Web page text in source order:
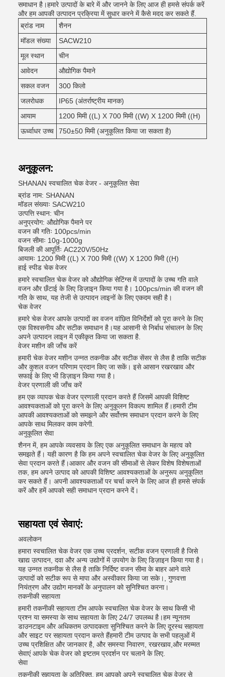
समाधान है।हमारे उत्पादों के बारे में और जानने के लिए आज ही हमसे संपर्क करें
और हम आपकी उत्पादन प्रक्रिया में सुधार करने में कैसे मदद कर सकते हैं.
ब्रांड नाम
शैनन
मॉडल संख्या
SACW210
मूल स्थान
चीन
आवेदन
औद्योगिक पैमाने
सकल वजन
300 किलो
जलरोधक
IP65 (अंतर्राष्ट्रीय मानक)
आयाम
1200 मिमी ((L) X 700 मिमी ((W) X 1200 मिमी ((H)
ऊर्ध्वाधर उच्च
750±50 मिमी (अनुकूलित किया जा सकता है)
अनुकूलन:
SHANAN स्वचालित चेक वेजर - अनुकूलित सेवा
ब्रांड नाम: SHANAN
मॉडल संख्याः SACW210
उत्पत्ति स्थान: चीन
अनुप्रयोग: औद्योगिक पैमाने पर
वजन की गतिः 100pcs/min
वजन सीमाः 10g-1000g
बिजली की आपूर्तिः AC220V/50Hz
आयामः 1200 मिमी ((L) X 700 मिमी ((W) X 1200 मिमी ((H)
हाई स्पीड चेक वेजर
हमारे स्वचालित चेक वेजर को औद्योगिक सेटिंग्स में उत्पादों के उच्च गति वाले
वजन और छँटाई के लिए डिज़ाइन किया गया है। 100pcs/min की वजन की
गति के साथ, यह तेजी से उत्पादन लाइनों के लिए एकदम सही है।
चेक वेजर
हमारे चेक वेजर आपके उत्पादों का वजन वांछित विनिर्देशों को पूरा करने के लिए
एक विश्वसनीय और सटीक समाधान है।यह आसानी से निर्बाध संचालन के लिए
अपने उत्पादन लाइन में एकीकृत किया जा सकता है.
वेजर मशीन की जाँच करें
हमारी चेक वेजर मशीन उन्नत तकनीक और सटीक सेंसर से लैस है ताकि सटीक
और कुशल वजन परिणाम प्रदान किए जा सकें। इसे आसान रखरखाव और
सफाई के लिए भी डिज़ाइन किया गया है।
वेजर प्रणाली की जाँच करें
हम एक व्यापक चेक वेजर प्रणाली प्रदान करते हैं जिसमें आपकी विशिष्ट
आवश्यकताओं को पूरा करने के लिए अनुकूलन विकल्प शामिल हैं।हमारी टीम
आपकी आवश्यकताओं को समझने और सर्वोत्तम समाधान प्रदान करने के लिए
आपके साथ मिलकर काम करेगी.
अनुकूलित सेवा
शैनन में, हम आपके व्यवसाय के लिए एक अनुकूलित समाधान के महत्व को
समझते हैं। यही कारण है कि हम अपने स्वचालित चेक वेजर के लिए अनुकूलित
सेवा प्रदान करते हैं।आकार और वजन की सीमाओं से लेकर विशेष विशेषताओं
तक, हम अपने उत्पाद को आपकी विशिष्ट आवश्यकताओं के अनुरूप अनुकूलित
कर सकते हैं। अपनी आवश्यकताओं पर चर्चा करने के लिए आज ही हमसे संपर्क
करें और हमें आपको सही समाधान प्रदान करने दें।
सहायता एवं सेवाएं:
अवलोकन
हमारा स्वचालित चेक वेजर एक उच्च प्रदर्शन, सटीक वजन प्रणाली है जिसे
खाद्य उत्पादन, दवा और अन्य उद्योगों में उपयोग के लिए डिज़ाइन किया गया है।
यह उन्नत तकनीक से लैस है ताकि निर्दिष्ट वजन सीमा के बाहर आने वाले
उत्पादों को सटीक रूप से मापा और अस्वीकार किया जा सके।, गुणवत्ता
नियंत्रण और उद्योग मानकों के अनुपालन को सुनिश्चित करना।
तकनीकी सहायता
हमारी तकनीकी सहायता टीम आपके स्वचालित चेक वेजर के साथ किसी भी
प्रश्न या समस्या के साथ सहायता के लिए 24/7 उपलब्ध है।हम न्यूनतम
डाउनटाइम और अधिकतम उत्पादकता सुनिश्चित करने के लिए दूरस्थ सहायता
और साइट पर सहायता प्रदान करते हैंहमारी टीम उत्पाद के सभी पहलुओं में
उच्च प्रशिक्षित और जानकार है, और समस्या निवारण, रखरखाव,और मरम्मत
सेवाएं आपके चेक वेजर को इष्टतम प्रदर्शन पर चलाने के लिए.
सेवा
तकनीकी सहायता के अतिरिक्त, हम आपको अपने स्वचालित चेक वेजर से